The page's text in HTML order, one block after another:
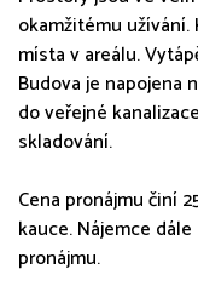
okamžitému
místa v areálu.
Budova je napojena
do veřejné
skladování.
Cena pronájmu činí
kauce. Nájemce
pronájmu.